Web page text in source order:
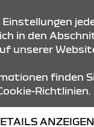
Einstellungen
in den
unserer
finden
Richtlinien.
ANZEIGEN